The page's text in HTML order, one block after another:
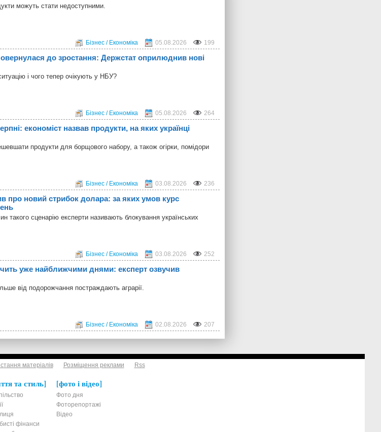
можуть стати недоступними.
Бізнес / Економіка 05.08.2026 199
до зростання: Держстат оприлюднив нові
і чого тепер очікують у НБУ?
Бізнес / Економіка 05.08.2026 264
економіст назвав продукти, на яких українці
продукти для борщового набору, а також огірки, помідори
Бізнес / Економіка 03.08.2026 236
про новий стрибок долара: за яких умов курс
такого сценарію експерти називають блокування українських
Бізнес / Економіка 03.08.2026 252
уже найближчими днями: експерт озвучив
від подорожчання постраждають аграрії.
Бізнес / Економіка 02.08.2026 207
матеріалів Розміщення реклами Rss
та стиль
фінанси
фото і відео
Фото дня
Фоторепортажі
Відео